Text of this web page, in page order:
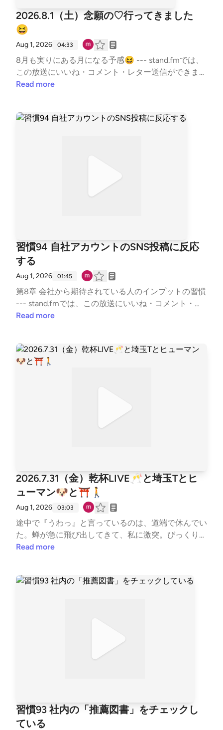
2026.8.1（土）念願の♡行ってきました
😆
Aug 1, 2026 04:33
8月も実りにある月になる予感😆 --- stand.fmでは、
この放送にいいね・コメント・レター送信ができま
す。https://listen.style/p/sutem?par8V21j https://sta
Read more
習慣94 自社アカウントのSNS投稿に反応
する
Aug 1, 2026 01:45
第8章 会社から期待されている人のインプットの習慣
--- stand.fmでは、この放送にいいね・コメント・レ
ター送信ができます。https://listen.style/p/sutem?pa
Read more
2026.7.31（金）乾杯LIVE🥂と埼玉Tとヒ
ューマン🐶と⛩️🚶
Aug 1, 2026 03:03
途中で『うわっ』と言っているのは、道端で休んでい
た。蝉が急に飛び出してきて、私に激突。びっくりし
た。👀 --- stand.fmでは、この放送にいいね・コメン
cfb50335950ab9
Read more
習慣93 社内の「推薦図書」をチェックし
ている